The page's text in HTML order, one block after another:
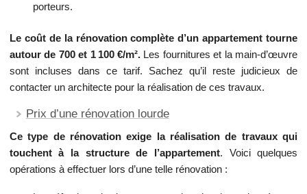
porteurs.
Le coût de la rénovation complète d’un appartement tourne
autour de 700 et 1 100 €/m². Les fournitures et la main-d’œuvre
sont incluses dans ce tarif. Sachez qu’il reste judicieux de
contacter un architecte pour la réalisation de ces travaux.
Prix d’une rénovation lourde
Ce type de rénovation exige la réalisation de travaux qui
touchent à la structure de l’appartement. Voici quelques
opérations à effectuer lors d’une telle rénovation :